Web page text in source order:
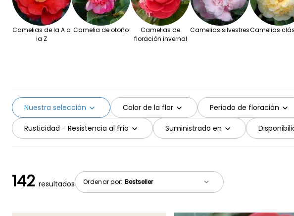
Camelias de la A a
la Z
Camelia de otoño
Camelias de
floración invernal
Camelias silvestresCamelias
Color de la flor Periodo de floración
Rusticidad - Resistencia al frío Suministrado en
Nuestra selección
Ordenar por:
142 resultados